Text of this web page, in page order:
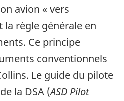
avion « vers
la règle générale en
Ce principe
conventionnels
Le guide du pilote
la DSA (ASD Pilot